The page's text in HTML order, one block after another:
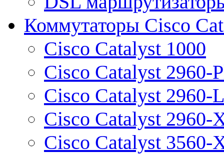
Коммутаторы Cisco
Cisco Catalyst 1000
Cisco Catalyst 2960-
Cisco Catalyst 2960-L
Cisco Catalyst 2960-
Cisco Catalyst 3560-